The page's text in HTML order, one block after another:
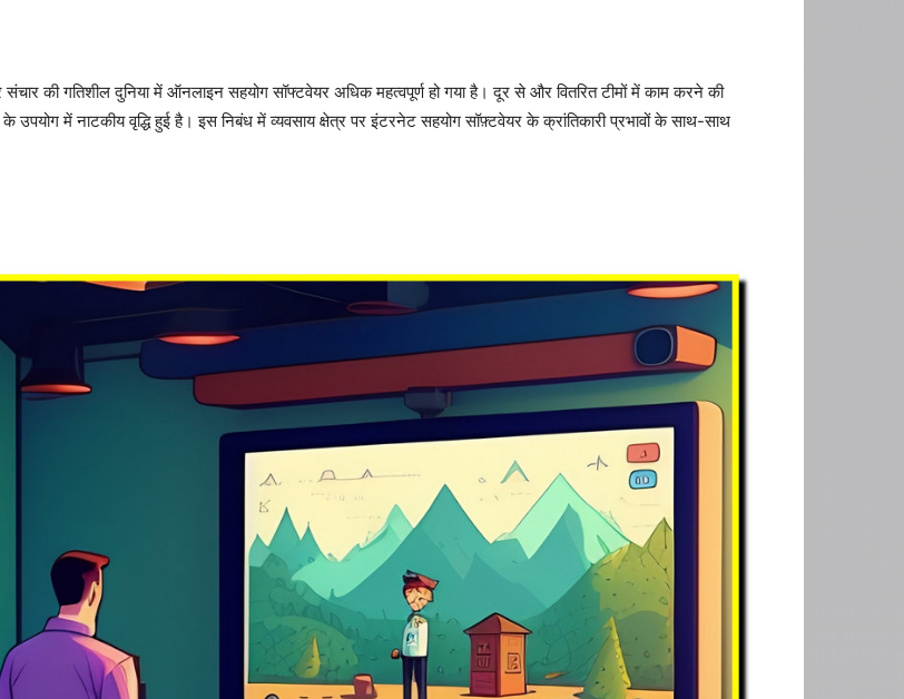
की गतिशील दुनिया में ऑनलाइन सहयोग सॉफ्टवेयर अधिक महत्वपूर्ण हो गया है। दूर से और वितरित टीमों में काम करने की
में नाटकीय वृद्धि हुई है। इस निबंध में व्यवसाय क्षेत्र पर इंटरनेट सहयोग सॉफ़्टवेयर के क्रांतिकारी प्रभावों के साथ-साथ